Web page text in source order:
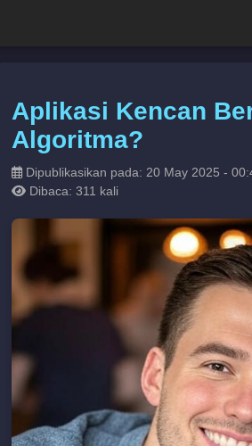
Aplikasi Kencan
Algoritma?
Dipublikasikan pada: 20 May 2025 -
Dibaca: 311 kali